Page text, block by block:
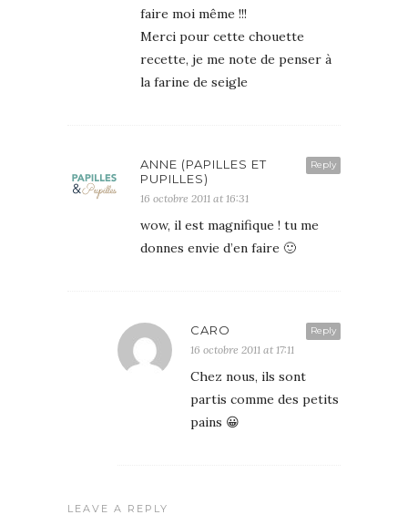
faire moi même !!!
Merci pour cette chouette
recette, je me note de penser à
la farine de seigle
Reply
ANNE (PAPILLES ET
PUPILLES)
16 octobre 2011 at 16:31
wow, il est magnifique ! tu me
donnes envie d’en faire 🙂
Reply
CARO
16 octobre 2011 at 17:11
Chez nous, ils sont
partis comme des petits
pains 😀
LEAVE A REPLY